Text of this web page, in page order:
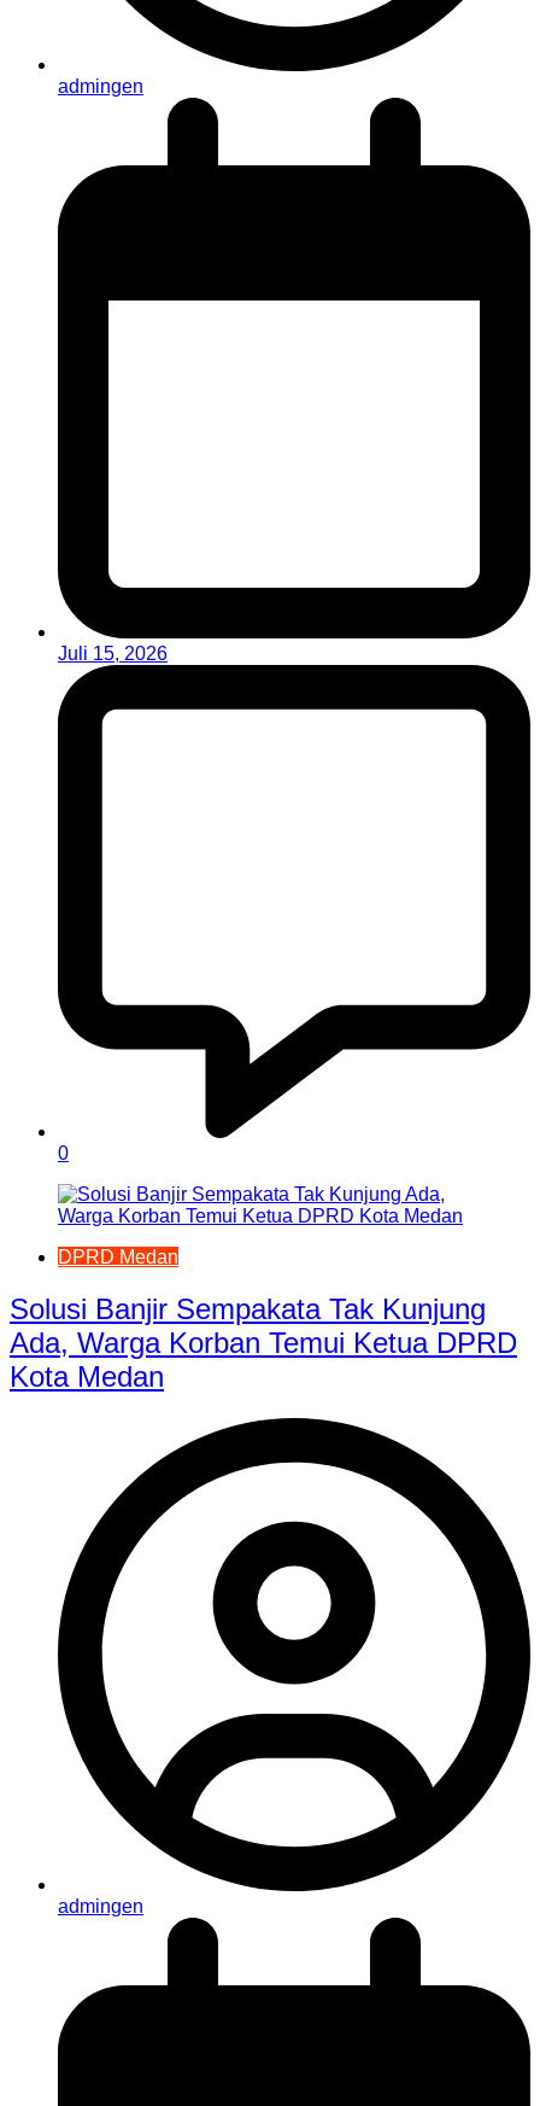
admingen
Juli 15, 2026
0
DPRD Medan
Solusi Banjir Sempakata Tak Kunjung
Ada, Warga Korban Temui Ketua DPRD
Kota Medan
admingen